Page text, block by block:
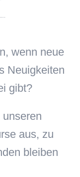
wenn neue
Neuigkeiten
gibt?
aus, zu
bleiben